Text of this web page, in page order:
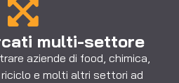
multi-settore
aziende di food, chimica,
e molti altri settori ad